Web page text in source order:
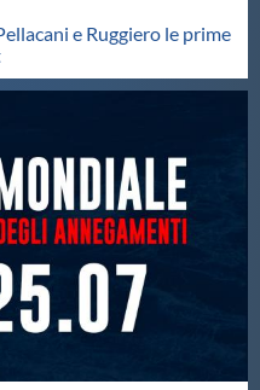
e Ruggiero le prime